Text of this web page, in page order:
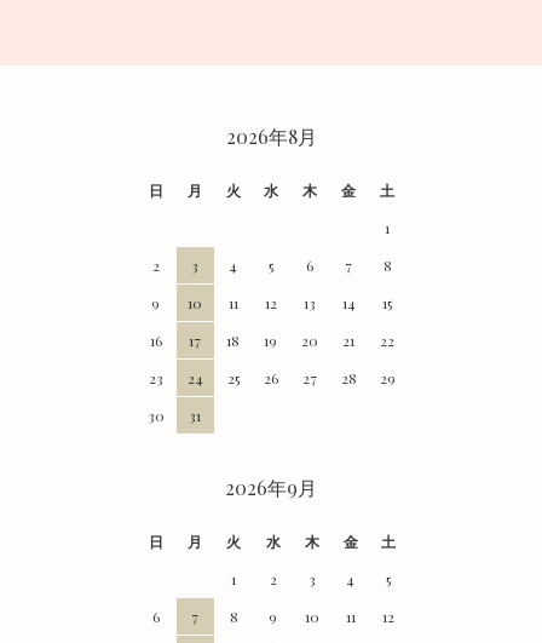
2026年8月
日 月 火 水 木 金
土
1
2
3 4 5 6 7
8
9
10 11 12 13 14
15
16
17 18 19 20 21
22
23
24 25 26 27 28
29
30
31
2026年9月
日 月 火 水 木 金
土
1
2 3 4
5
6
7 8 9 10 11
12